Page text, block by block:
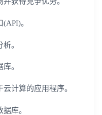
。
。
。
计算的应用程序。
库。